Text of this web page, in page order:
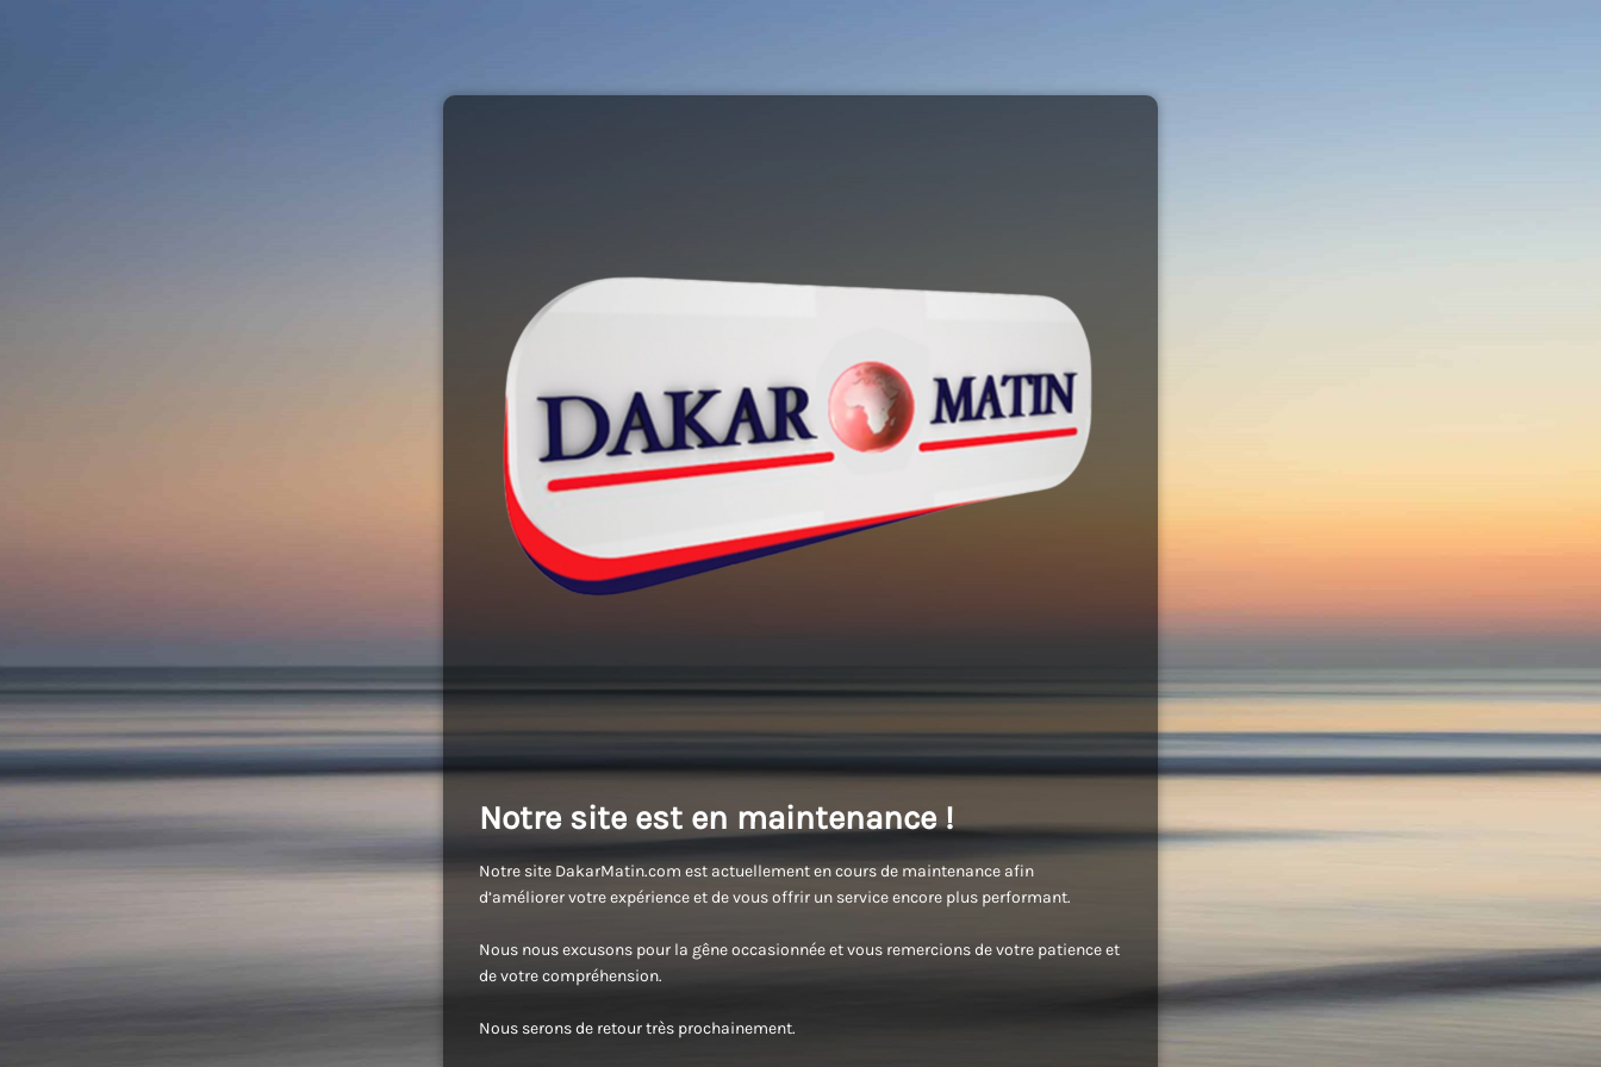
Notre site est en maintenance !
Notre site DakarMatin.com est actuellement en cours de maintenance afin
d’améliorer votre expérience et de vous offrir un service encore plus performant.
Nous nous excusons pour la gêne occasionnée et vous remercions de votre patience et
de votre compréhension.
Nous serons de retour très prochainement.